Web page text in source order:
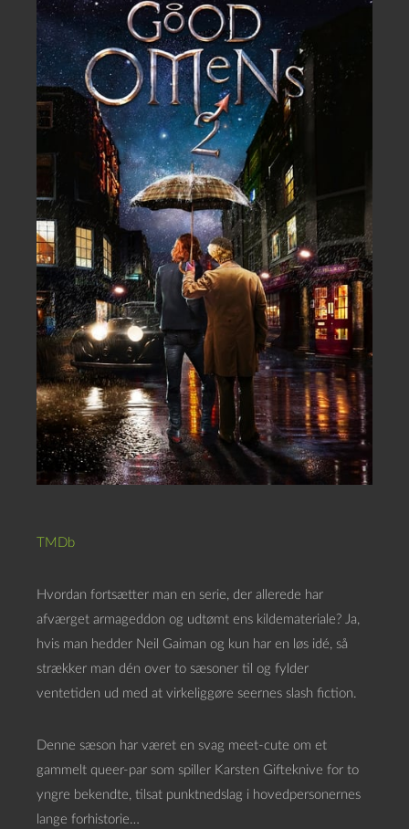
TMDb
Hvordan fortsætter man en serie, der allerede har
afværget armageddon og udtømt ens kildemateriale? Ja,
hvis man hedder Neil Gaiman og kun har en løs idé, så
strækker man dén over to sæsoner til og fylder
ventetiden ud med at virkeliggøre seernes slash fiction.
Denne sæson har været en svag meet-cute om et
gammelt queer-par som spiller Karsten Gifteknive for to
yngre bekendte, tilsat punktnedslag i hovedpersonernes
lange forhistorie…